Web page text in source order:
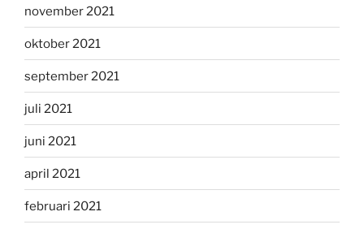
november 2021
oktober 2021
september 2021
juli 2021
juni 2021
april 2021
februari 2021